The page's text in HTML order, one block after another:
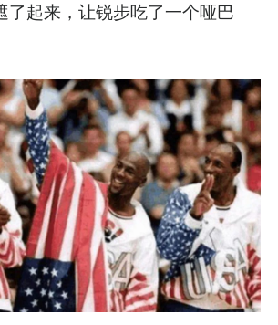
了起来，让锐步吃了一个哑巴